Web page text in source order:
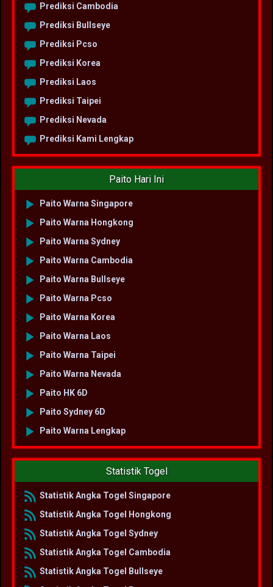
Prediksi Cambodia
Prediksi Bullseye
Prediksi Pcso
Prediksi Korea
Prediksi Laos
Prediksi Taipei
Prediksi Nevada
Prediksi Kami Lengkap
Paito Hari Ini
Paito Warna Singapore
Paito Warna Hongkong
Paito Warna Sydney
Paito Warna Cambodia
Paito Warna Bullseye
Paito Warna Pcso
Paito Warna Korea
Paito Warna Laos
Paito Warna Taipei
Paito Warna Nevada
Paito HK 6D
Paito Sydney 6D
Paito Warna Lengkap
Statistik Togel
Statistik Angka Togel Singapore
Statistik Angka Togel Hongkong
Statistik Angka Togel Sydney
Statistik Angka Togel Cambodia
Statistik Angka Togel Bullseye